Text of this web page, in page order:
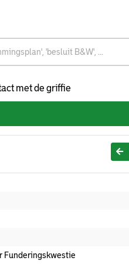
met de griffie
Funderingskwestie